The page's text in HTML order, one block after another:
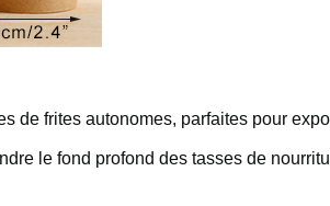
de frites autonomes, parfaites pour
le fond profond des tasses de